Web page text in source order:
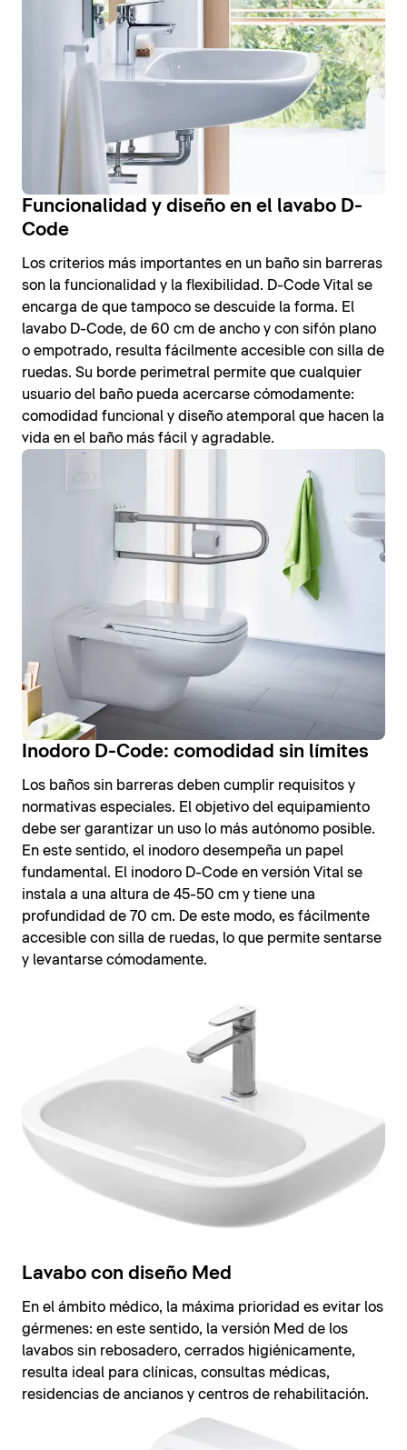
Funcionalidad y diseño en el lavabo D-
Code
Los criterios más importantes en un baño sin barreras
son la funcionalidad y la flexibilidad. D-Code Vital se
encarga de que tampoco se descuide la forma. El
lavabo D-Code, de 60 cm de ancho y con sifón plano
o empotrado, resulta fácilmente accesible con silla de
ruedas. Su borde perimetral permite que cualquier
usuario del baño pueda acercarse cómodamente:
comodidad funcional y diseño atemporal que hacen la
vida en el baño más fácil y agradable.
Inodoro D-Code: comodidad sin límites
Los baños sin barreras deben cumplir requisitos y
normativas especiales. El objetivo del equipamiento
debe ser garantizar un uso lo más autónomo posible.
En este sentido, el inodoro desempeña un papel
fundamental. El inodoro D-Code en versión Vital se
instala a una altura de 45-50 cm y tiene una
profundidad de 70 cm. De este modo, es fácilmente
accesible con silla de ruedas, lo que permite sentarse
y levantarse cómodamente.
Lavabo con diseño Med
En el ámbito médico, la máxima prioridad es evitar los
gérmenes: en este sentido, la versión Med de los
lavabos sin rebosadero, cerrados higiénicamente,
resulta ideal para clínicas, consultas médicas,
residencias de ancianos y centros de rehabilitación.